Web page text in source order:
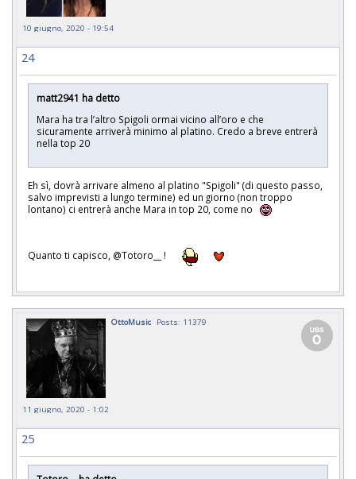
10 giugno, 2020 - 19:54
24
matt2941 ha detto
Mara ha tra l’altro Spigoli ormai vicino all’oro e che
sicuramente arriverà minimo al platino. Credo a breve entrerà
nella top 20
Eh sì, dovrà arrivare almeno al platino "Spigoli" (di questo passo,
salvo imprevisti a lungo termine) ed un giorno (non troppo
lontano) ci entrerà anche Mara in top 20, come no
Quanto ti capisco, @Totoro__ !
OttoMusic Posts: 11379
11 giugno, 2020 - 1:02
25